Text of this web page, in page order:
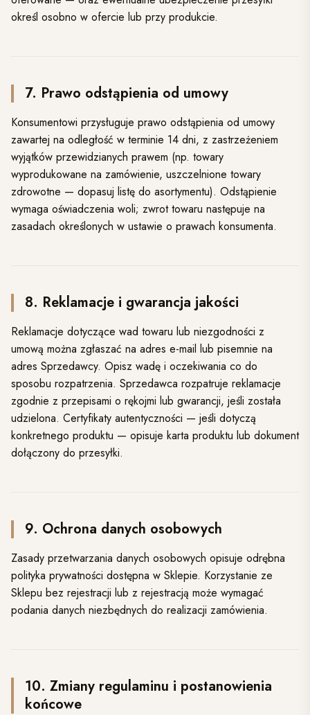
określ osobno w ofercie lub przy produkcie.
7. Prawo odstąpienia od umowy
Konsumentowi przysługuje prawo odstąpienia od umowy
zawartej na odległość w terminie 14 dni, z zastrzeżeniem
wyjątków przewidzianych prawem (np. towary
wyprodukowane na zamówienie, uszczelnione towary
zdrowotne — dopasuj listę do asortymentu). Odstąpienie
wymaga oświadczenia woli; zwrot towaru następuje na
zasadach określonych w ustawie o prawach konsumenta.
8. Reklamacje i gwarancja jakości
Reklamacje dotyczące wad towaru lub niezgodności z
umową można zgłaszać na adres e-mail lub pisemnie na
adres Sprzedawcy. Opisz wadę i oczekiwania co do
sposobu rozpatrzenia. Sprzedawca rozpatruje reklamacje
zgodnie z przepisami o rękojmi lub gwarancji, jeśli została
udzielona. Certyfikaty autentyczności — jeśli dotyczą
konkretnego produktu — opisuje karta produktu lub dokument
dołączony do przesyłki.
9. Ochrona danych osobowych
Zasady przetwarzania danych osobowych opisuje odrębna
polityka prywatności dostępna w Sklepie. Korzystanie ze
Sklepu bez rejestracji lub z rejestracją może wymagać
podania danych niezbędnych do realizacji zamówienia.
10. Zmiany regulaminu i postanowienia
końcowe